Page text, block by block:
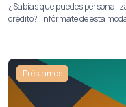
¿Sabías que puedes
crédito? ¡Infórmate de esta
Préstamos